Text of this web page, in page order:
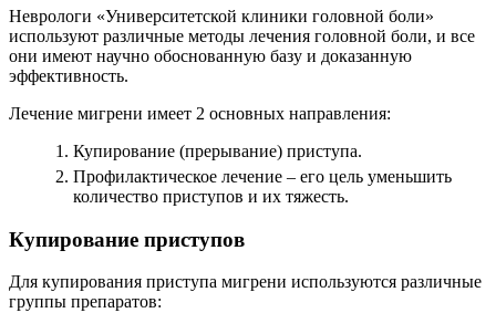
Неврологи «Университетской клиники головной боли»
используют различные методы лечения головной боли, и все
они имеют научно обоснованную базу и доказанную
эффективность.
Лечение мигрени имеет 2 основных направления:
Купирование (прерывание) приступа.
Профилактическое лечение – его цель уменьшить
количество приступов и их тяжесть.
Купирование приступов
Для купирования приступа мигрени используются различные
группы препаратов: